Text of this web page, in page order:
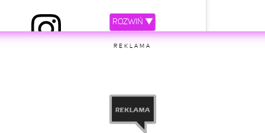
Adam Zdrójkowski (@adam_zdrojkowski)
ROZWIŃ ▼
REKLAMA